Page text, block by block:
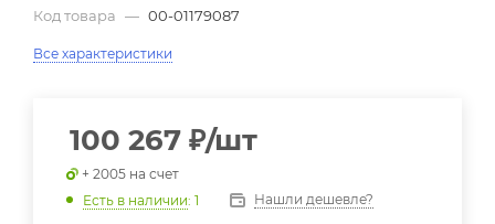
Код товара — 00-01179087
Все характеристики
100 267 ₽/шт
+ 2005 на счет
Есть в наличии: 1 Нашли дешевле?